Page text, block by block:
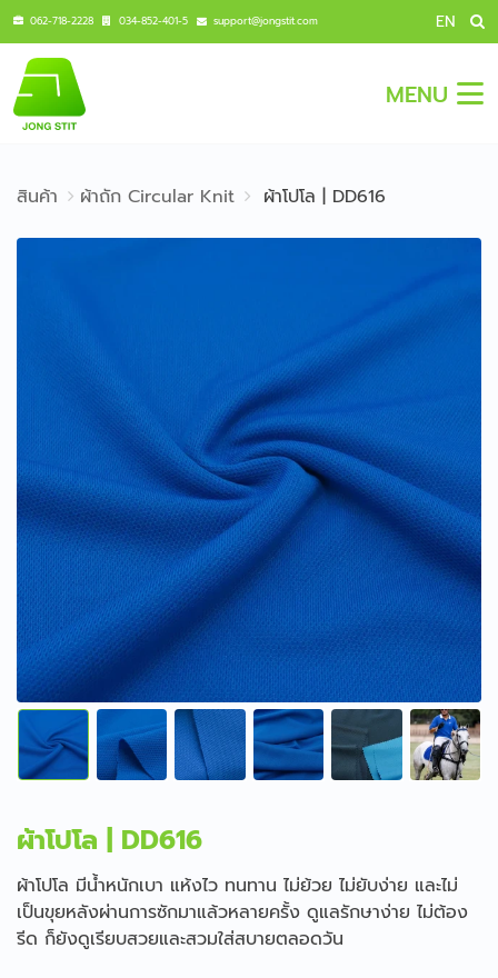
062-718-2228 034-852-401-5 support@jongstit.com EN
MENU
สินค้า ผ้าถัก Circular Knit ผ้าโปโล | DD616
ผ้าโปโล | DD616
ผ้าโปโล มีน้ำหนักเบา แห้งไว ทนทาน ไม่ย้วย ไม่ยับง่าย และไม่
เป็นขุยหลังผ่านการซักมาแล้วหลายครั้ง ดูแลรักษาง่าย ไม่ต้อง
รีด ก็ยังดูเรียบสวยและสวมใส่สบายตลอดวัน